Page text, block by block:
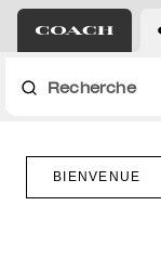
Recherche
BIENVENUE